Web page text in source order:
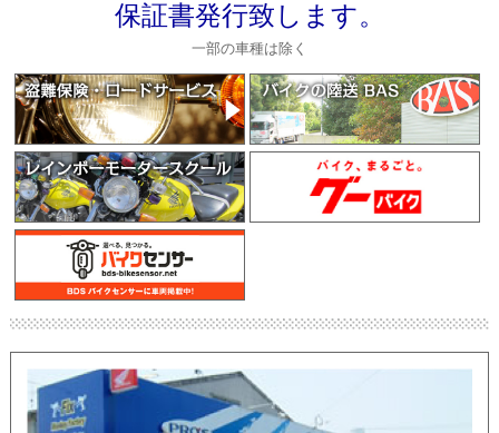
保証書発行致します。
一部の車種は除く